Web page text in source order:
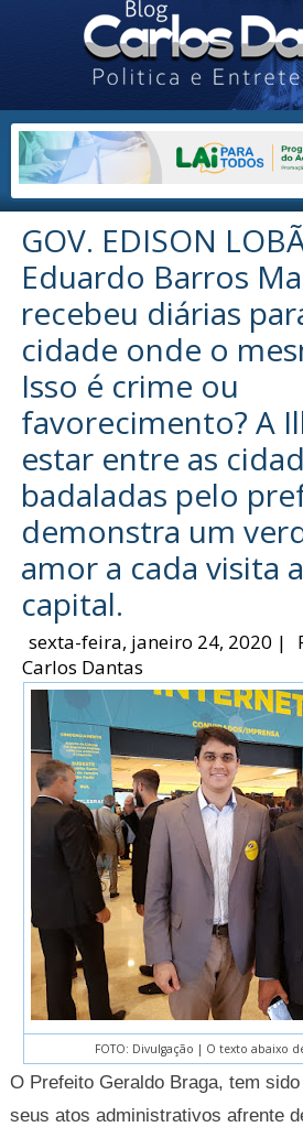
GOV. EDISON
Eduardo Barros
recebeu diárias
cidade onde o
Isso é crime ou
favorecimento? A
estar entre as
badaladas pelo
demonstra um
amor a cada visita
capital.
sexta-feira, janeiro 24, 2020 |
Carlos Dantas
FOTO: Divulgação | O texto abaixo
O Prefeito Geraldo Braga, tem
seus atos administrativos afrente